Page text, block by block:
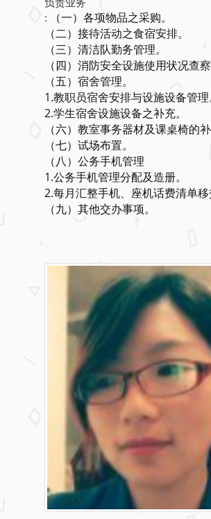
:
（一）各项物品之采购。
（二）接待活动之食宿安排。
（三）清洁队勤务管理。
（四）消防安全设施使用状况查察
（五）宿舍管理。
1.教职员宿舍安排与设施设备管理
2.学生宿舍设施设备之补充。
（六）教室事务器材及课桌椅的补
（七）试场布置。
（八）公务手机管理
1.公务手机管理分配及造册。
2.每月汇整手机、座机话费清单移
（九）其他交办事项。